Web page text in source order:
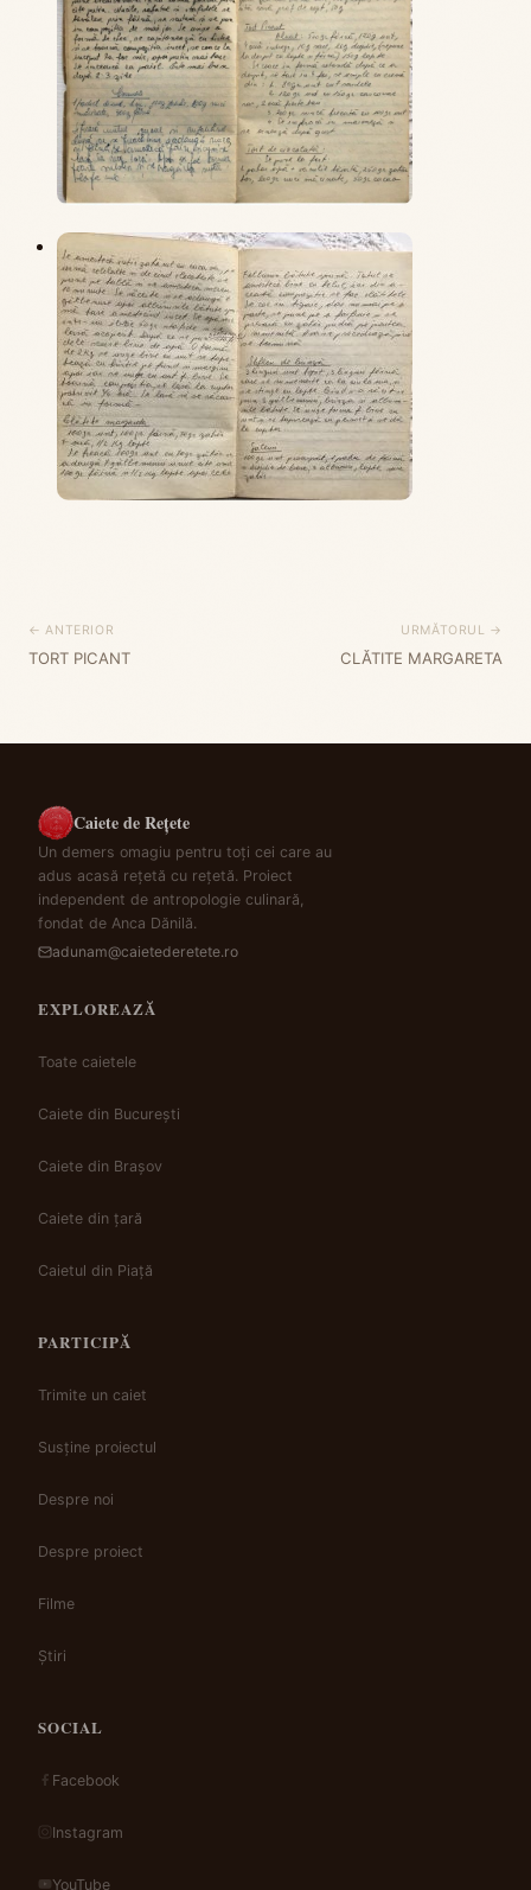
← ANTERIOR
TORT PICANT
URMĂTORUL →
CLĂTITE MARGARETA
Caiete de Rețete
Un demers omagiu pentru toți cei care au
adus acasă rețetă cu rețetă. Proiect
independent de antropologie culinară,
fondat de Anca Dănilă.
adunam@caietederetete.ro
EXPLOREAZĂ
Toate caietele
Caiete din București
Caiete din Brașov
Caiete din țară
Caietul din Piață
PARTICIPĂ
Trimite un caiet
Susține proiectul
Despre noi
Despre proiect
Filme
Știri
SOCIAL
Facebook
Instagram
YouTube